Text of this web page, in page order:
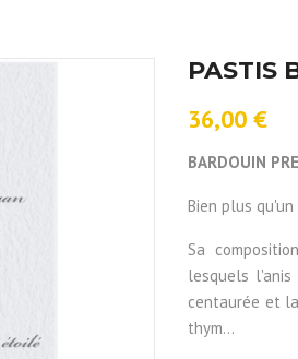
PASTIS
36,00 €
BARDOUIN
Bien plus
Sa
lesquels l'anis
centaurée et
thym...